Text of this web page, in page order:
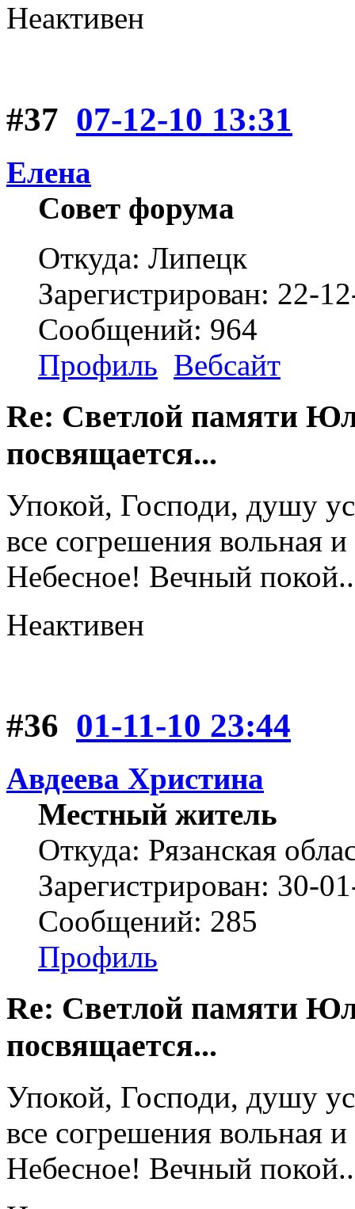
Неактивен
#37 07-12-10 13:31
Елена
Совет форума
Откуда: Липецк
Зарегистрирован: 22-
Сообщений: 964
Профиль Вебсайт
Re: Светлой памяти
посвящается...
Упокой, Господи, душу
все согрешения вольная
Небесное! Вечный
Неактивен
#36 01-11-10 23:44
Авдеева Христина
Местный житель
Откуда: Рязанская
Зарегистрирован: 30-
Сообщений: 285
Профиль
Re: Светлой памяти
посвящается...
Упокой, Господи, душу
все согрешения вольная
Небесное! Вечный